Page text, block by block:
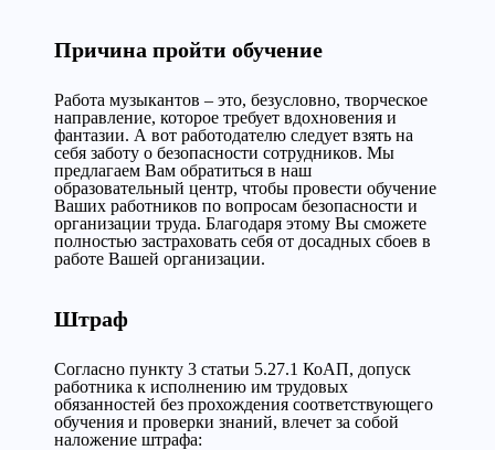
Причина пройти обучение
Работа музыкантов – это, безусловно, творческое
направление, которое требует вдохновения и
фантазии. А вот работодателю следует взять на
себя заботу о безопасности сотрудников. Мы
предлагаем Вам обратиться в наш
образовательный центр, чтобы провести обучение
Ваших работников по вопросам безопасности и
организации труда. Благодаря этому Вы сможете
полностью застраховать себя от досадных сбоев в
работе Вашей организации.
Штраф
Согласно пункту 3 статьи 5.27.1 КоАП, допуск
работника к исполнению им трудовых
обязанностей без прохождения соответствующего
обучения и проверки знаний, влечет за собой
наложение штрафа: